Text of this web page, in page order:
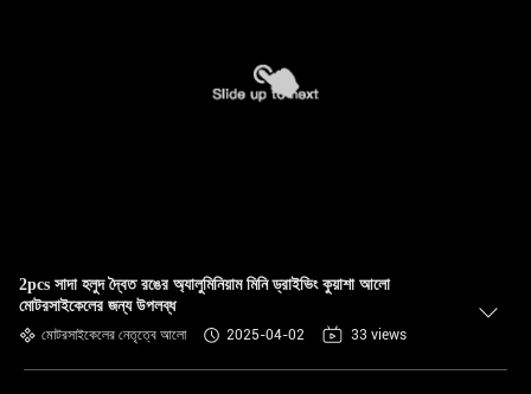
2pcs সাদা হলুদ দ্বৈত রঙের অ্যালুমিনিয়াম মিনি ড্রাইভিং কুয়াশা আলো
মোটরসাইকেলের জন্য উপলব্ধ
মোটরসাইকেলের নেতৃত্বে আলো 2025-04-02 33 views